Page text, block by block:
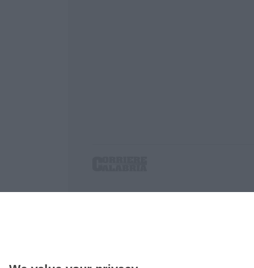
P.IVA. 03199620794, Via del mare 6/G,
Iscrizione tribunale di Lamezia Terme 5/